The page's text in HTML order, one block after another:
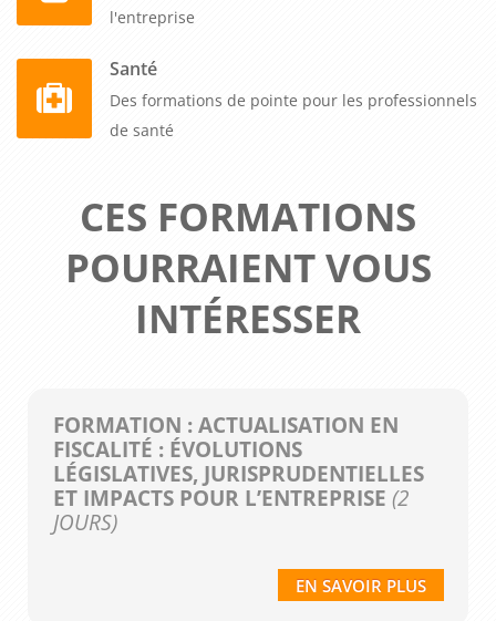
l'entreprise
Santé
Des formations de pointe pour les professionnels
de santé
CES FORMATIONS
POURRAIENT VOUS
INTÉRESSER
FORMATION : ACTUALISATION EN
FISCALITÉ : ÉVOLUTIONS
LÉGISLATIVES, JURISPRUDENTIELLES
ET IMPACTS POUR L’ENTREPRISE (2
JOURS)
EN SAVOIR PLUS